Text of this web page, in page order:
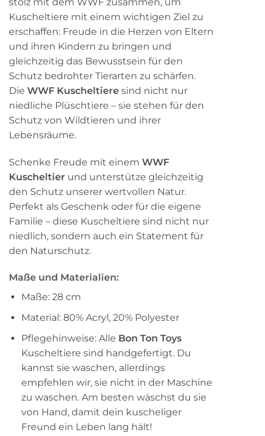
Kuscheltiere mit einem wichtigen Ziel zu
erschaffen: Freude in die Herzen von Eltern
und ihren Kindern zu bringen und
gleichzeitig das Bewusstsein für den
Schutz bedrohter Tierarten zu schärfen.
Die WWF Kuscheltiere sind nicht nur
niedliche Plüschtiere – sie stehen für den
Schutz von Wildtieren und ihrer
Lebensräume.
Schenke Freude mit einem WWF
Kuscheltier und unterstütze gleichzeitig
den Schutz unserer wertvollen Natur.
Perfekt als Geschenk oder für die eigene
Familie – diese Kuscheltiere sind nicht nur
niedlich, sondern auch ein Statement für
den Naturschutz.
Maße und Materialien:
Maße: 28 cm
Material: 80% Acryl, 20% Polyester
Pflegehinweise: Alle Bon Ton Toys
Kuscheltiere sind handgefertigt. Du
kannst sie waschen, allerdings
empfehlen wir, sie nicht in der Maschine
zu waschen. Am besten wäschst du sie
von Hand, damit dein kuscheliger
Freund ein Leben lang hält!